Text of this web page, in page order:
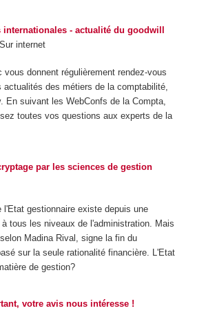
internationales - actualité du goodwill
internet
vous donnent régulièrement rendez-vous
actualités des métiers de la comptabilité,
En suivant les WebConfs de la Compta,
toutes vos questions aux experts de la
par les sciences de gestion
l'Etat gestionnaire existe depuis une
à tous les niveaux de l'administration. Mais
Madina Rival, signe la fin du
sur la seule rationalité financière. L'Etat
de gestion?
votre avis nous intéresse !